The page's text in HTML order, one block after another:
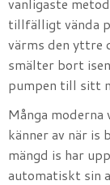
tillfälligt vända
värms den yttre
smälter bort
pumpen till sitt
Många
känner av när is
mängd is har
automatiskt sin